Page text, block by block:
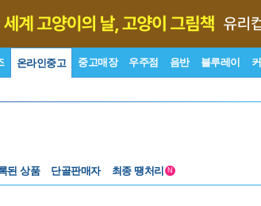
온라인중고 중고매장 우주점 음반 블루레이
된 상품 단골판매자 최종 땡처리 N